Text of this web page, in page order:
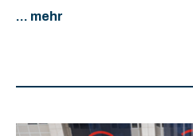
... mehr